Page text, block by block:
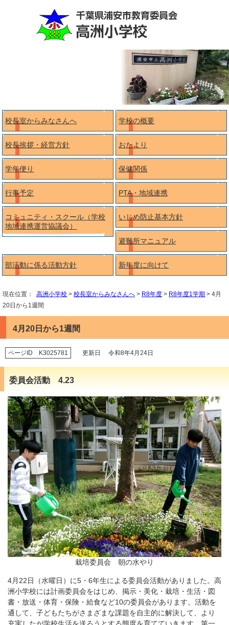
校長室からみなさんへ 学校の概要
校長挨拶・経営方針 おたより
学年便り 保健関係
行事予定 PTA・地域連携
コミュニティ・スクール（学校
地域連携運営協議会）
いじめ防止基本方針
避難所マニュアル
部活動に係る活動方針 新年度に向けて
現在位置： 高洲小学校 > 校長室からみなさんへ > R8年度 > R8年度1学期 > 4月
20日から1週間
4月20日から1週間
ページID K3025781 更新日 令和8年4月24日
委員会活動 4.23
栽培委員会 朝の水やり
4月22日（水曜日）に5・6年生による委員会活動がありました。高
洲小学校には計画委員会をはじめ、掲示・美化・栽培・生活・図
書・放送・体育・保険・給食など10の委員会があります。活動を
通して、子どもたちがさまざまな課題を自主的に解決して、より